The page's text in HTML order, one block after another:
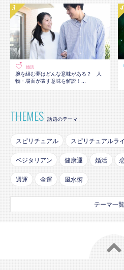
婚活
腕を組む夢はどんな意味がある？ 人
物・場面が表す意味を解説！...
THEMES 話題のテーマ
スピリチュアル スピリチュアルラ
ベジタリアン 健康運 婚活
週運 金運 風水術
テーマ一覧